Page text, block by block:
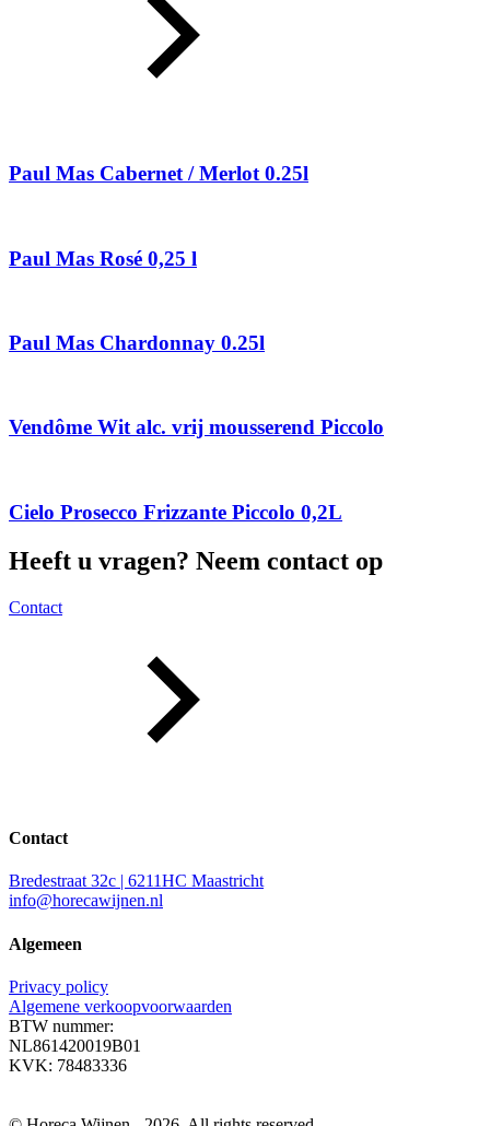
Paul Mas Cabernet / Merlot 0.25l
Paul Mas Rosé 0,25 l
Paul Mas Chardonnay 0.25l
Vendôme Wit alc. vrij mousserend Piccolo
Cielo Prosecco Frizzante Piccolo 0,2L
Heeft u vragen? Neem contact op
Contact
Contact
Bredestraat 32c | 6211HC Maastricht
info@horecawijnen.nl
Algemeen
Privacy policy
Algemene verkoopvoorwaarden
BTW nummer:
NL861420019B01
KVK: 78483336